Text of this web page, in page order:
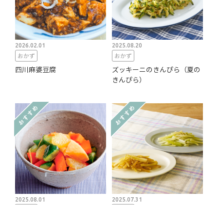
2026.02.01
おかず
四川麻婆豆腐
2025.08.20
おかず
ズッキーニのきんぴら（夏の
きんぴら）
2025.08.01 2025.07.31